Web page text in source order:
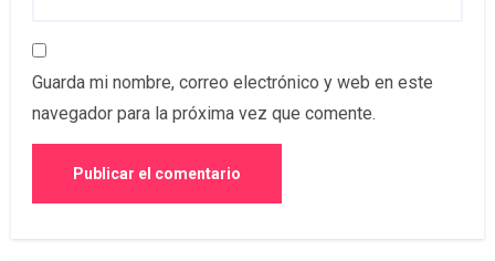
Guarda mi nombre, correo electrónico y web en este
navegador para la próxima vez que comente.